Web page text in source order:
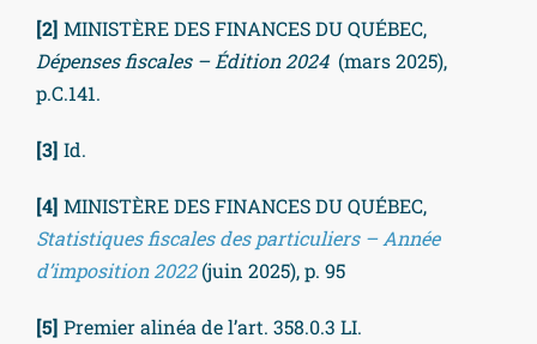
[2] MINISTÈRE DES FINANCES DU QUÉBEC,
Dépenses fiscales – Édition 2024 (mars 2025),
p.C.141.
[3] Id.
[4] MINISTÈRE DES FINANCES DU QUÉBEC,
Statistiques fiscales des particuliers – Année
d’imposition 2022(juin 2025), p. 95
[5] Premier alinéa de l’art. 358.0.3 LI.